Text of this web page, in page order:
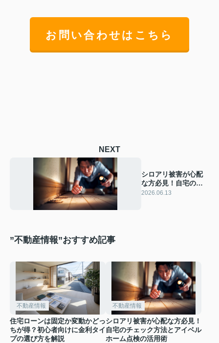
お問い合わせはこちら
NEXT
シロアリ被害が心配
な方必見！自宅のチ
ェック方法とアイベ
2026.06.13
”不動産情報”おすすめ記事
不動産情報
住宅ローンは固定か変動かどっ
ちが得？初心者向けに金利タイ
プの選び方を解説
不動産情報
シロアリ被害が心配な方必見！
自宅のチェック方法とアイベル
ホーム点検の活用術